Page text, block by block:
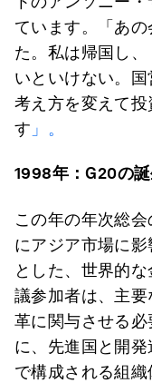
ています。「あ
た。私は帰国し
いといけない。国
考え方を変えて
す 」。
1998年：G20の
この年の年次総
にアジア市場に
とした、世界的
議参加者は、主
革に関与させる
に、先進国と開
で構成される組織